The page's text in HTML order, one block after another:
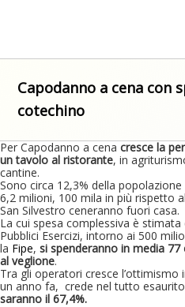
Capodanno a cena con
cotechino
Per Capodanno a cena cresce la
un tavolo al ristorante, in
cantine.
Sono circa 12,3% della
6,2 milioni, 100 mila in più rispetto
San Silvestro ceneranno fuori casa.
La cui spesa complessiva è
Pubblici Esercizi, intorno ai 500
la Fipe, si spenderanno in media
al veglione.
Tra gli operatori cresce l’ottimismo
un anno fa, crede nel tutto
saranno il 67,4%.